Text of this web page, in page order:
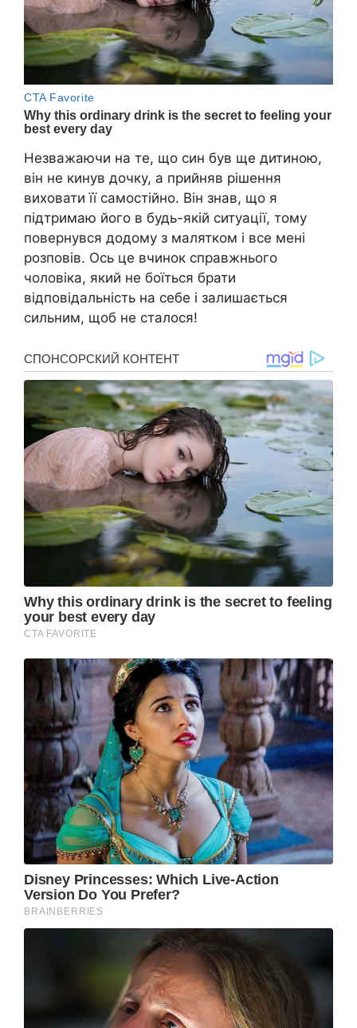
Незважаючи на те, що син був ще дитиною,
він не кинув дочку, а прийняв рішення
виховати її самостійно. Він знав, що я
підтримаю його в будь-якій ситуації, тому
повернувся додому з малятком і все мені
розповів. Ось це вчинок справжнього
чоловіка, який не боїться брати
відповідальність на себе і залишається
сильним, щоб не сталося!